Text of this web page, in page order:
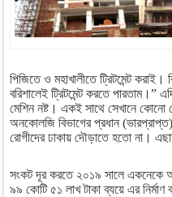
পিজিতে ও মহাখালীতে ট্রিটমেন্ট
বরিশালেই ট্রিটমেন্ট করতে পারতাম।”
মেশিন নষ্ট। একই সাথে সেখানে কোনো
অনকোলজি বিভাগের প্রধান
রোগীদের ঢাকায় দৌড়াতে হতো না।
সংকট দূর করতে ২০১৯ সালে একনেকে
৯৯ কোটি ৫১ লাখ টাকা ব্যয়ে এর